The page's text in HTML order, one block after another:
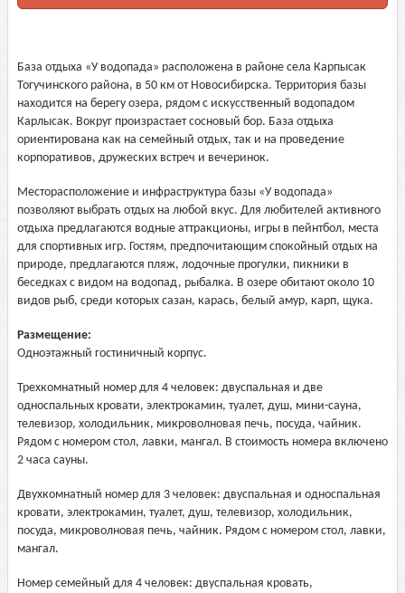
База отдыха «У водопада» расположена в районе села Карпысак
Тогучинского района, в 50 км от Новосибирска. Территория базы
находится на берегу озера, рядом с искусственный водопадом
Карлысак. Вокруг произрастает сосновый бор. База отдыха
ориентирована как на семейный отдых, так и на проведение
корпоративов, дружеских встреч и вечеринок.
Месторасположение и инфраструктура базы «У водопада»
позволяют выбрать отдых на любой вкус. Для любителей активного
отдыха предлагаются водные аттракционы, игры в пейнтбол, места
для спортивных игр. Гостям, предпочитающим спокойный отдых на
природе, предлагаются пляж, лодочные прогулки, пикники в
беседках с видом на водопад, рыбалка. В озере обитают около 10
видов рыб, среди которых сазан, карась, белый амур, карп, щука.
Размещение:
Одноэтажный гостиничный корпус.
Трехкомнатный номер для 4 человек: двуспальная и две
односпальных кровати, электрокамин, туалет, душ, мини-сауна,
телевизор, холодильник, микроволновая печь, посуда, чайник.
Рядом с номером стол, лавки, мангал. В стоимость номера включено
2 часа сауны.
Двухкомнатный номер для 3 человек: двуспальная и односпальная
кровати, электрокамин, туалет, душ, телевизор, холодильник,
посуда, микроволновая печь, чайник. Рядом с номером стол, лавки,
мангал.
Номер семейный для 4 человек: двуспальная кровать,